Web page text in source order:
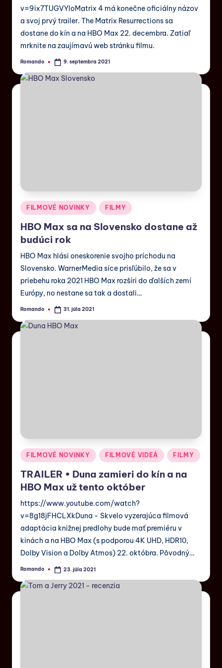
v=9ix7TUGVYIoMatrix 4 má konečne oficiálny názov
a svoj prvý trailer. The Matrix Resurrections sa
dostane do kín a na HBO Max 22. decembra. Zatiaľ
mrknite na zaujímavú web stránku filmu.
Romando 9. septembra 2021
FILMOVÉ NOVINKY FILMY
HBO Max sa na Slovensko dostane až
budúci rok
HBO Max hlási oneskorenie svojho príchodu na
Slovensko. WarnerMedia síce prisľúbilo, že sa v
priebehu roka 2021 HBO Max rozšíri do ďalších zemí
Európy, no nestane sa tak a dostali…
Romando 31. júla 2021
FILMOVÉ NOVINKY FILMOVÉ VIDEÁ FILMY
TRAILER • Duna zamieri do kín a na
HBO Max už tento október
https://www.youtube.com/watch?
v=8g18jFHCLXkDuna - Skvelo vyzerajúca filmová
adaptácia knižnej predlohy bude mať premiéru v
kinách a na HBO Max (s podporou 4K UHD, HDR10,
Dolby Vision a Dolby Atmos) 22. októbra. Pôvodný…
Romando 23. júla 2021